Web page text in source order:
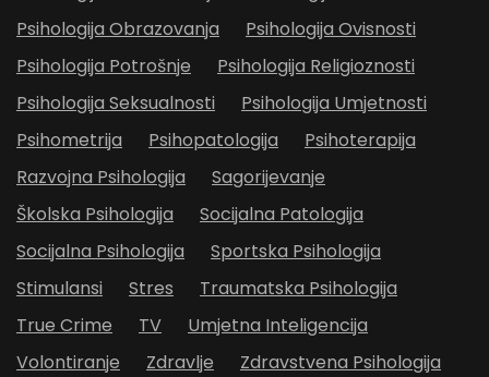
Psihologija Obrazovanja
Psihologija Ovisnosti
Psihologija Potrošnje
Psihologija Religioznosti
Psihologija Seksualnosti
Psihologija Umjetnosti
Psihometrija
Psihopatologija
Psihoterapija
Razvojna Psihologija
Sagorijevanje
Školska Psihologija
Socijalna Patologija
Socijalna Psihologija
Sportska Psihologija
Stimulansi
Stres
Traumatska Psihologija
True Crime
TV
Umjetna Inteligencija
Volontiranje
Zdravlje Zdravstvena Psihologija